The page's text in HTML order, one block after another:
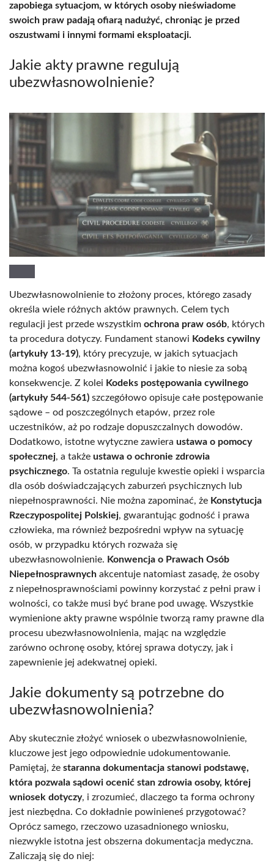
zapobiega sytuacjom, w których osoby nieświadome
swoich praw padają ofiarą nadużyć, chroniąc je przed
oszustwami i innymi formami eksploatacji.
Jakie akty prawne regulują
ubezwłasnowolnienie?
Ubezwłasnowolnienie to złożony proces, którego zasady
określa wiele różnych aktów prawnych. Celem tych
regulacji jest przede wszystkim ochrona praw osób, których
ta procedura dotyczy. Fundament stanowi Kodeks cywilny
(artykuły 13-19), który precyzuje, w jakich sytuacjach
można kogoś ubezwłasnowolnić i jakie to niesie za sobą
konsekwencje. Z kolei Kodeks postępowania cywilnego
(artykuły 544-561) szczegółowo opisuje całe postępowanie
sądowe – od poszczególnych etapów, przez role
uczestników, aż po rodzaje dopuszczalnych dowodów.
Dodatkowo, istotne wytyczne zawiera ustawa o pomocy
społecznej, a także ustawa o ochronie zdrowia
psychicznego. Ta ostatnia reguluje kwestie opieki i wsparcia
dla osób doświadczających zaburzeń psychicznych lub
niepełnosprawności. Nie można zapominać, że Konstytucja
Rzeczypospolitej Polskiej, gwarantując godność i prawa
człowieka, ma również bezpośredni wpływ na sytuację
osób, w przypadku których rozważa się
ubezwłasnowolnienie. Konwencja o Prawach Osób
Niepełnosprawnych akcentuje natomiast zasadę, że osoby
z niepełnosprawnościami powinny korzystać z pełni praw i
wolności, co także musi być brane pod uwagę. Wszystkie
wymienione akty prawne wspólnie tworzą ramy prawne dla
procesu ubezwłasnowolnienia, mając na względzie
zarówno ochronę osoby, której sprawa dotyczy, jak i
zapewnienie jej adekwatnej opieki.
Jakie dokumenty są potrzebne do
ubezwłasnowolnienia?
Aby skutecznie złożyć wniosek o ubezwłasnowolnienie,
kluczowe jest jego odpowiednie udokumentowanie.
Pamiętaj, że staranna dokumentacja stanowi podstawę,
która pozwala sądowi ocenić stan zdrowia osoby, której
wniosek dotyczy, i zrozumieć, dlaczego ta forma ochrony
jest niezbędna. Co dokładnie powinieneś przygotować?
Oprócz samego, rzeczowo uzasadnionego wniosku,
niezwykle istotna jest obszerna dokumentacja medyczna.
Zaliczają się do niej: